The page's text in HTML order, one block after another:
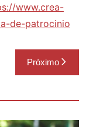
www.crea-
de-patrocinio
Próximo